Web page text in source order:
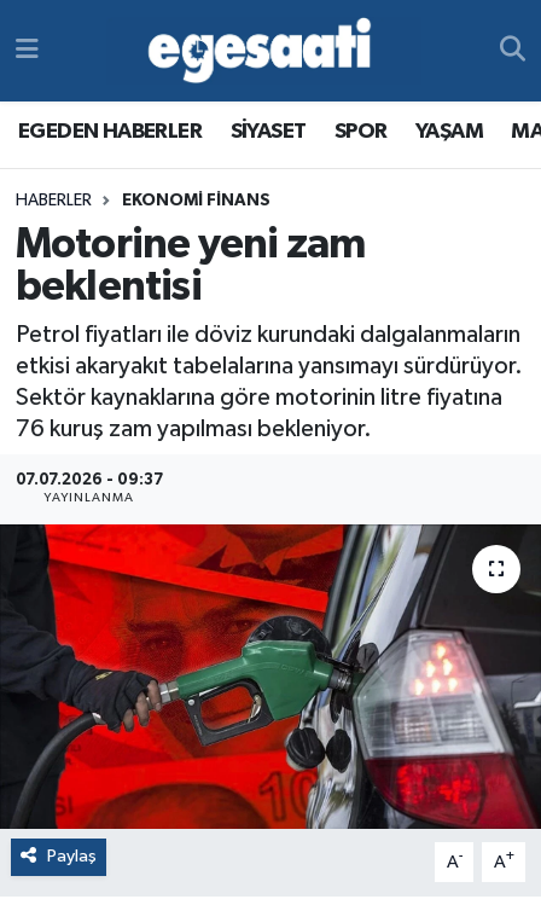
EGEDEN HABERLER SİYASET SPOR YAŞAM
HABERLER EKONOMİ FİNANS
Motorine yeni zam
beklentisi
Petrol fiyatları ile döviz kurundaki dalgalanmaların
etkisi akaryakıt tabelalarına yansımayı sürdürüyor.
Sektör kaynaklarına göre motorinin litre fiyatına
76 kuruş zam yapılması bekleniyor.
07.07.2026 - 09:37
YAYINLANMA
Paylaş A- A+
MAGAZİN
RESMİ REKLAMLAR
YAŞAM
MAGAZİN
RESMİ REKLAMLAR
Tüm Manşetler
Son Dakika Haberleri
Haber Arşivi